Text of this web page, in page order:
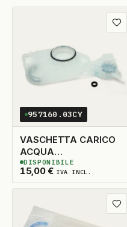
957160.03CY
VASCHETTA CARICO
ACQUA
LAVASTOVIGLIE
AIRBREAK
ADATTABILE
15,00€ IVA INCL.
12 DISPONIBILI
DISPONIBILE